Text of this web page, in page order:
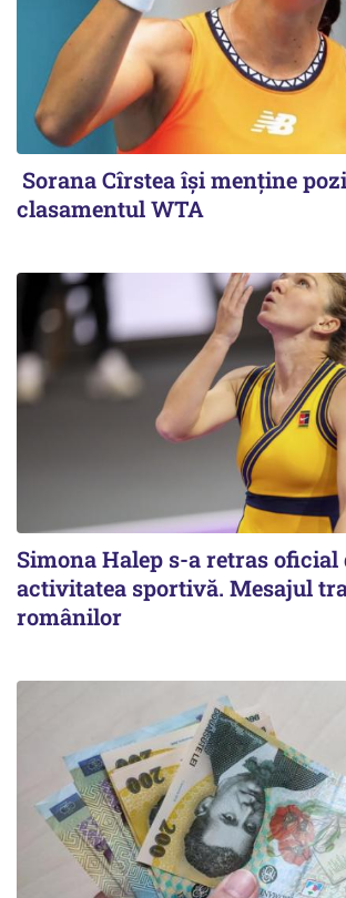
Sorana Cîrstea își menține
clasamentul WTA
Simona Halep s-a retras oficial
activitatea sportivă. Mesajul
românilor